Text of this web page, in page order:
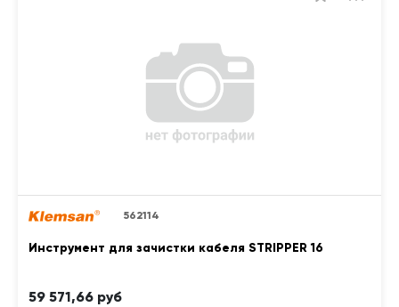
562114
Инструмент для зачистки кабеля STRIPPER 16
59 571,66 руб